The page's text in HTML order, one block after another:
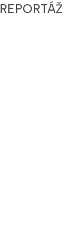
REPORTÁŽ